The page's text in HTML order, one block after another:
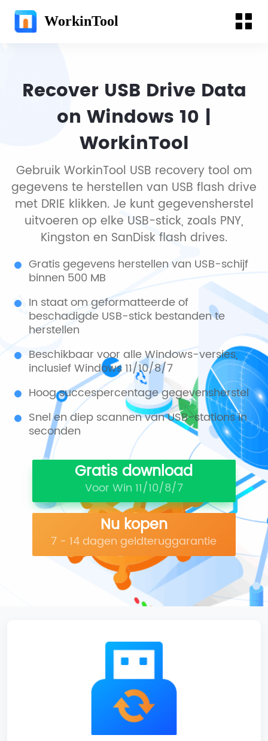
WorkinTool
Recover USB Drive Data
on Windows 10 |
WorkinTool
Gebruik WorkinTool USB recovery tool om
gegevens te herstellen van USB flash drive
met DRIE klikken. Je kunt gegevensherstel
uitvoeren op elke USB-stick, zoals PNY,
Kingston en SanDisk flash drives.
Gratis gegevens herstellen van USB-schijf
binnen 500 MB
In staat om geformatteerde of
beschadigde USB-stick bestanden te
herstellen
Beschikbaar voor alle Windows-versies,
inclusief Windows 11/10/8/7
Hoog succespercentage gegevensherstel
Snel en diep scannen van USB-stations in
seconden
Gratis download
Voor Win 11/10/8/7
Nu kopen
7 - 14 dagen geldteruggarantie